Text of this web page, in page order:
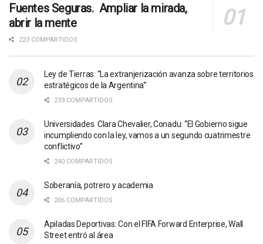
Fuentes Seguras. Ampliar la mirada,
abrir la mente
223 COMPARTIDOS
Ley de Tierras: “La extranjerización avanza sobre territorios
estratégicos de la Argentina”
233 COMPARTIDOS
Universidades. Clara Chevalier, Conadu: “El Gobierno sigue
incumpliendo con la ley, vamos a un segundo cuatrimestre
conflictivo”
240 COMPARTIDOS
Soberanía, potrero y academia
206 COMPARTIDOS
Apiladas Deportivas: Con el FIFA Forward Enterprise, Wall
Street entró al área